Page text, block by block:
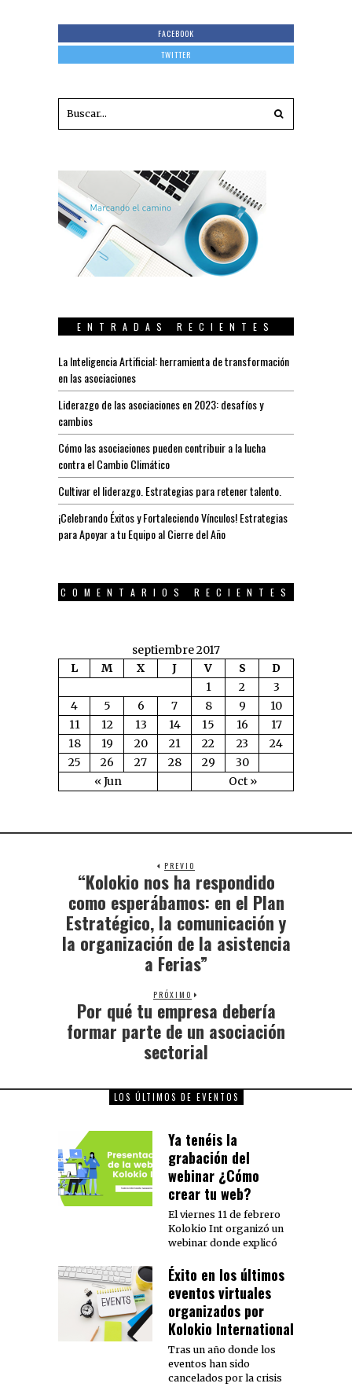
FACEBOOK
TWITTER
ENTRADAS RECIENTES
La Inteligencia Artificial: herramienta de transformación
en las asociaciones
Liderazgo de las asociaciones en 2023: desafíos y
cambios
Cómo las asociaciones pueden contribuir a la lucha
contra el Cambio Climático
Cultivar el liderazgo. Estrategias para retener talento.
¡Celebrando Éxitos y Fortaleciendo Vínculos! Estrategias
para Apoyar a tu Equipo al Cierre del Año
COMENTARIOS RECIENTES
septiembre 2017
L
M X J V S D
« Jun Oct »
1 2
3
4
5 6 7 8 9
10
11
12 13 14 15 16
17
18
19 20 21 22 23
24
25
26 27 28 29 30
PREVIO
“Kolokio nos ha respondido
como esperábamos: en el Plan
Estratégico, la comunicación y
la organización de la asistencia
a Ferias”
PRÓXIMO
Por qué tu empresa debería
formar parte de un asociación
sectorial
LOS ÚLTIMOS DE EVENTOS
Ya tenéis la
grabación del
webinar ¿Cómo
crear tu web?
El viernes 11 de febrero
Kolokio Int organizó un
webinar donde explicó
Éxito en los últimos
eventos virtuales
organizados por
Kolokio International
Tras un año donde los
eventos han sido
cancelados por la crisis